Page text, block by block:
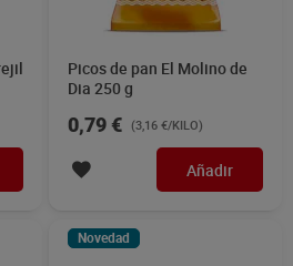
Picos de pan El Molino de
Dia 250 g
0,79 € (3,16 €/KILO)
Añadir
Novedad